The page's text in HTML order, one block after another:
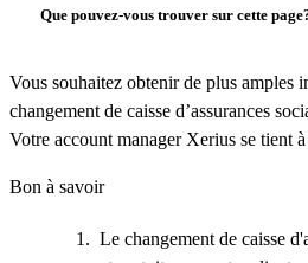
Que pouvez-vous trouver sur cette
Vous souhaitez obtenir de plus amples
changement de caisse d’assurances
Votre account manager Xerius se tient
Bon à savoir
Le changement de caisse